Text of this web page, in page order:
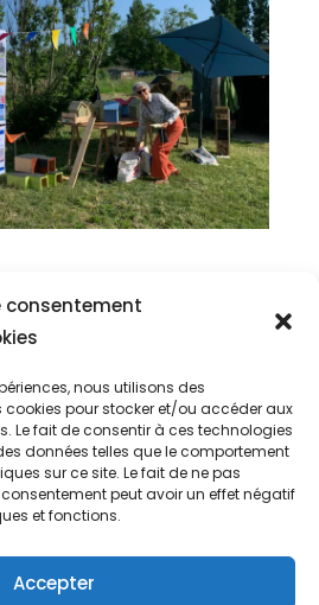
consentement
nous utilisons des
cookies pour stocker et/ou accéder aux
Le fait de consentir à ces technologies
données telles que le comportement
sur ce site. Le fait de ne pas
peut avoir un effet négatif
et fonctions.
Accepter
Nous
contacter
aida17650@g
mail.com